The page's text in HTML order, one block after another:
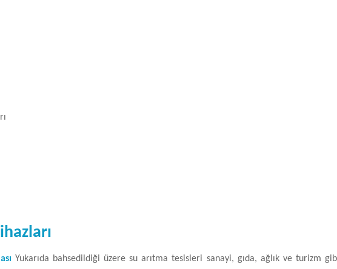
Yukarıda bahsedildiği üzere su arıtma tesisleri sanayi, gıda, ağlık ve turizm